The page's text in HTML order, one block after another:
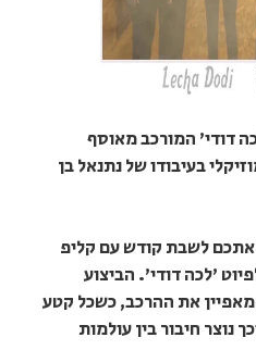
דודי' המורכב מאוסף
בעיבודו של נתנאל בן
אתכם לשבת קודש עם קליפ
'לכה דודי'. הביצוע
את ההרכב, כשכל קטע
נוצר חיבור בין עולמות